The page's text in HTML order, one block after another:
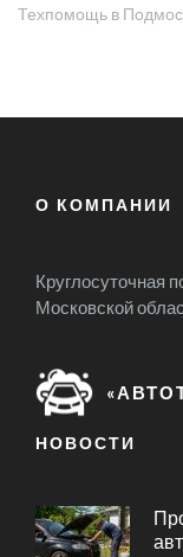
Техпомощь в
О КОМПАНИИ
Круглосуточная
Московской
НОВОСТИ